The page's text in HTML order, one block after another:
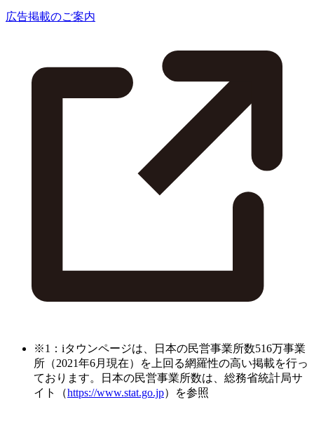
広告掲載のご案内
※1：iタウンページは、日本の民営事業所数516万事業
所（2021年6月現在）を上回る網羅性の高い掲載を行っ
ております。日本の民営事業所数は、総務省統計局サ
イト（https://www.stat.go.jp）を参照